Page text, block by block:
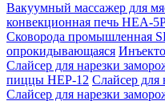
Вакуумный массажер для
конвекционная печь HEA-5P
Сковорода промышленная
опрокидывающаяся
Слайсер для нарезки
пиццы HEP-12 Слайсер для
Слайсер для нарезки